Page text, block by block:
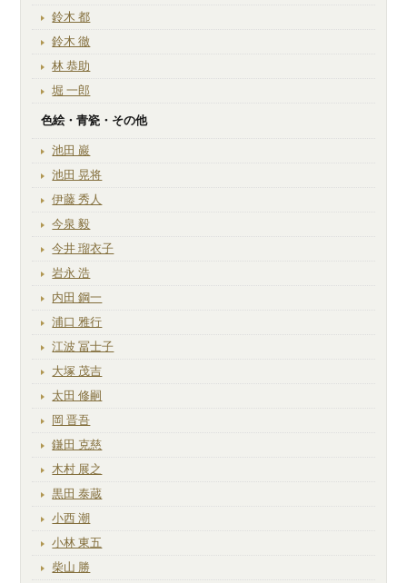
鈴木 都
鈴木 徹
林 恭助
堀 一郎
色絵・青瓷・その他
池田 巖
池田 晃将
伊藤 秀人
今泉 毅
今井 瑠衣子
岩永 浩
内田 鋼一
浦口 雅行
江波 冨士子
大塚 茂吉
太田 修嗣
岡 晋吾
鎌田 克慈
木村 展之
黒田 泰蔵
小西 潮
小林 東五
柴山 勝